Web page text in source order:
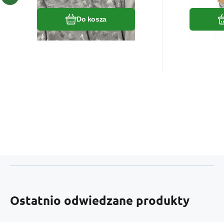
Do kosza
długość otrzymasz w
jednym kawałku
Ostatnio odwiedzane produkty